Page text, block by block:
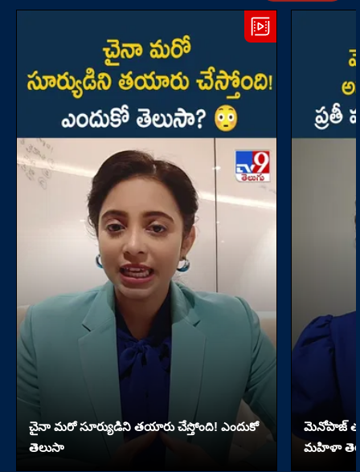
చైనా మరో సూర్యుడిని తయారు చేస్తోంది! ఎందుకో
తెలుసా
మెనోపాజ్
మహిళా